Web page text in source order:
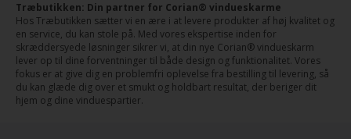
Træbutikken: Din partner for Corian® vindueskarme
Hos Træbutikken sætter vi en ære i at levere produkter af høj kvalitet og
en service, du kan stole på. Med vores ekspertise inden for
skræddersyede løsninger sikrer vi, at din nye Corian® vindueskarm
lever op til dine forventninger til både design og funktionalitet. Vores
fokus er at give dig en problemfri oplevelse fra bestilling til levering, så
du kan glæde dig over et smukt og holdbart resultat, der beriger dit
hjem og dine vinduespartier.